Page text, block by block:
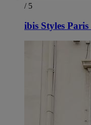
/ 5
ibis Styles